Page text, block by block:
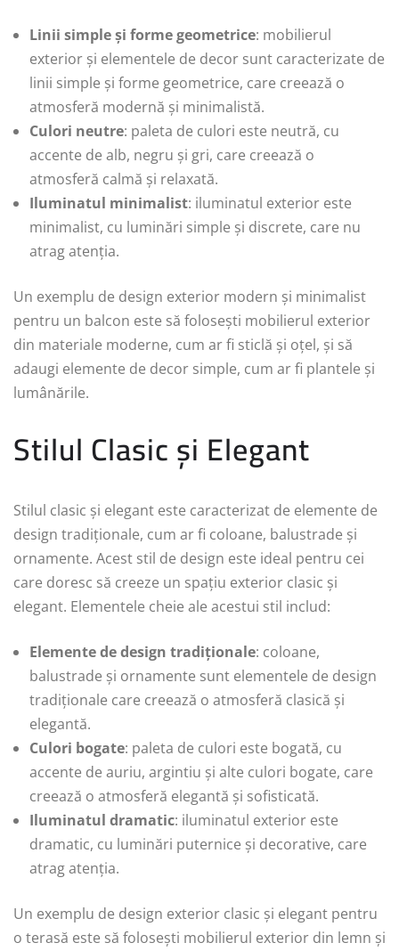
Linii simple și forme geometrice: mobilierul
exterior și elementele de decor sunt caracterizate de
linii simple și forme geometrice, care creează o
atmosferă modernă și minimalistă.
Culori neutre: paleta de culori este neutră, cu
accente de alb, negru și gri, care creează o
atmosferă calmă și relaxată.
Iluminatul minimalist: iluminatul exterior este
minimalist, cu luminări simple și discrete, care nu
atrag atenția.
Un exemplu de design exterior modern și minimalist
pentru un balcon este să folosești mobilierul exterior
din materiale moderne, cum ar fi sticlă și oțel, și să
adaugi elemente de decor simple, cum ar fi plantele și
lumânările.
Stilul Clasic și Elegant
Stilul clasic și elegant este caracterizat de elemente de
design tradiționale, cum ar fi coloane, balustrade și
ornamente. Acest stil de design este ideal pentru cei
care doresc să creeze un spațiu exterior clasic și
elegant. Elementele cheie ale acestui stil includ:
Elemente de design tradiționale: coloane,
balustrade și ornamente sunt elementele de design
tradiționale care creează o atmosferă clasică și
elegantă.
Culori bogate: paleta de culori este bogată, cu
accente de auriu, argintiu și alte culori bogate, care
creează o atmosferă elegantă și sofisticată.
Iluminatul dramatic: iluminatul exterior este
dramatic, cu luminări puternice și decorative, care
atrag atenția.
Un exemplu de design exterior clasic și elegant pentru
o terasă este să folosești mobilierul exterior din lemn și